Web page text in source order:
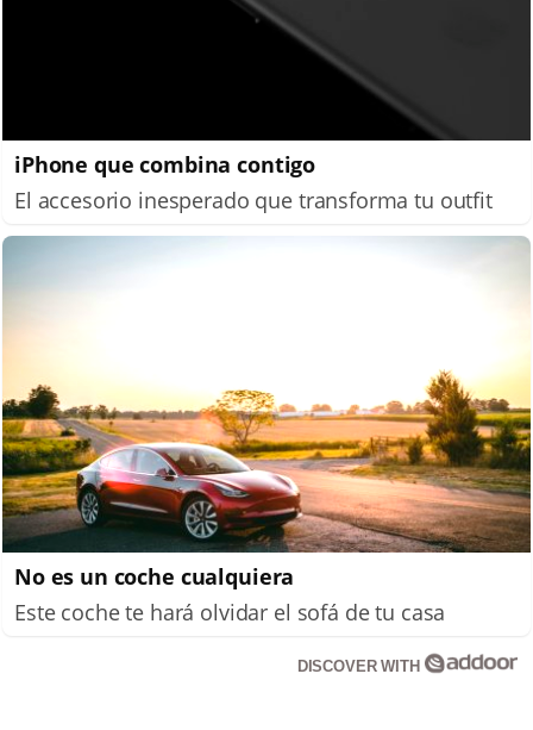
iPhone que combina contigo
El accesorio inesperado que transforma tu outfit
No es un coche cualquiera
Este coche te hará olvidar el sofá de tu casa
DISCOVER WITH